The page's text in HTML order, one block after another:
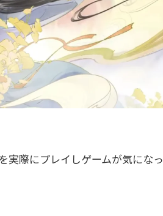
実際にプレイしゲームが気になっ